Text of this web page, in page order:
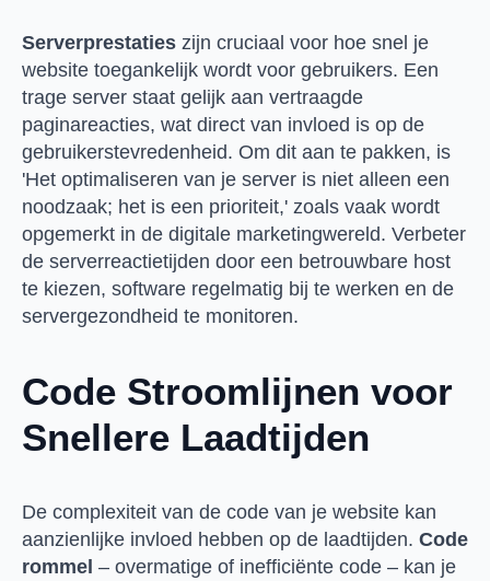
Serverprestaties zijn cruciaal voor hoe snel je
website toegankelijk wordt voor gebruikers. Een
trage server staat gelijk aan vertraagde
paginareacties, wat direct van invloed is op de
gebruikerstevredenheid. Om dit aan te pakken, is
'Het optimaliseren van je server is niet alleen een
noodzaak; het is een prioriteit,' zoals vaak wordt
opgemerkt in de digitale marketingwereld. Verbeter
de serverreactietijden door een betrouwbare host
te kiezen, software regelmatig bij te werken en de
servergezondheid te monitoren.
Code Stroomlijnen voor
Snellere Laadtijden
De complexiteit van de code van je website kan
aanzienlijke invloed hebben op de laadtijden. Code
rommel – overmatige of inefficiënte code – kan je